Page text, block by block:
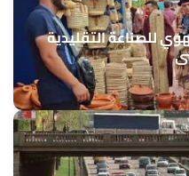
للصناعة التقليدية